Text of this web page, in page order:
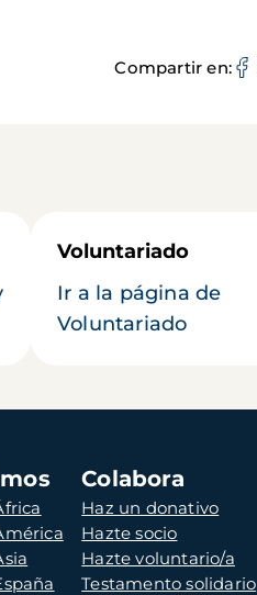
Compartir en
Voluntariado
Ir a la página de
Voluntariado
Colabora
Haz un donativo
Hazte socio
Hazte voluntario/a
Testamento solidario